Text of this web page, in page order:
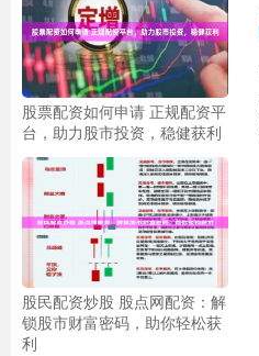
股票配资如何申请 正规配资平
台，助力股市投资，稳健获利
股民配资炒股 股点网配资：解
锁股市财富密码，助你轻松获
利